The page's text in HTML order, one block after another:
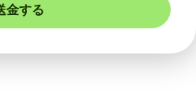
金する